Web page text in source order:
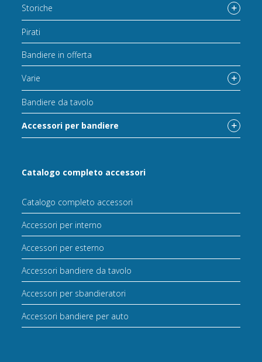
Storiche
Pirati
Bandiere in offerta
Varie
Bandiere da tavolo
Accessori per bandiere
Catalogo completo accessori
Catalogo completo accessori
Accessori per interno
Accessori per esterno
Accessori bandiere da tavolo
Accessori per sbandieratori
Accessori bandiere per auto